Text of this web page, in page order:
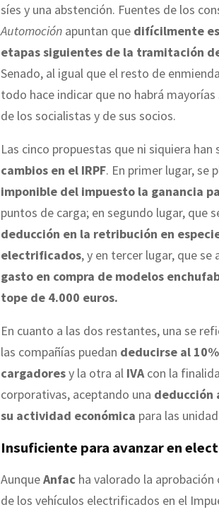
síes y una abstención. Fuentes de los
Automoción apuntan que difícilmente
etapas siguientes de la tramitación
Senado, al igual que el resto de
todo hace indicar que no habrá
de los socialistas y de sus socios.
Las cinco propuestas que ni siquiera
cambios en el IRPF. En primer lugar, se
imponible del impuesto la ganancia
puntos de carga; en segundo lugar, que
deducción en la retribución en
electrificados, y en tercer lugar, que se
gasto en compra de modelos
tope de 4.000 euros.
En cuanto a las dos restantes, una se
las compañías puedan deducirse al
cargadoresy la otra al IVAcon la
corporativas, aceptando una deducción
su actividad económica para las
Insuficiente para avanzar en
AunqueAnfac ha valorado la
de los vehículos electrificados en el